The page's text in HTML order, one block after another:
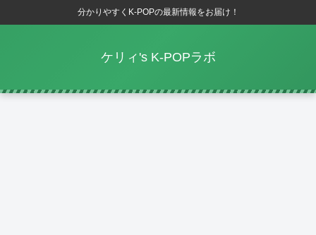
分かりやすくK-POPの最新情報をお届け！
ケリィ's K-POPラボ